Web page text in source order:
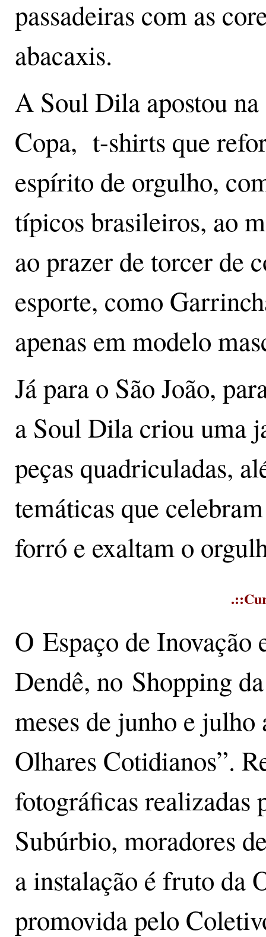
passadeiras com as
abacaxis.
A Soul Dila apostou na
Copa, t-shirts que
espírito de orgulho,
típicos brasileiros, ao
ao prazer de torcer de
esporte, como
apenas em modelo
Já para o São João,
a Soul Dila criou uma
peças quadriculadas,
temáticas que
forró e exaltam o
O Espaço de
Dendê, no Shopping
meses de junho e
Olhares Cotidianos”.
fotográficas realizadas
Subúrbio, moradores
a instalação é fruto da
promovida pelo